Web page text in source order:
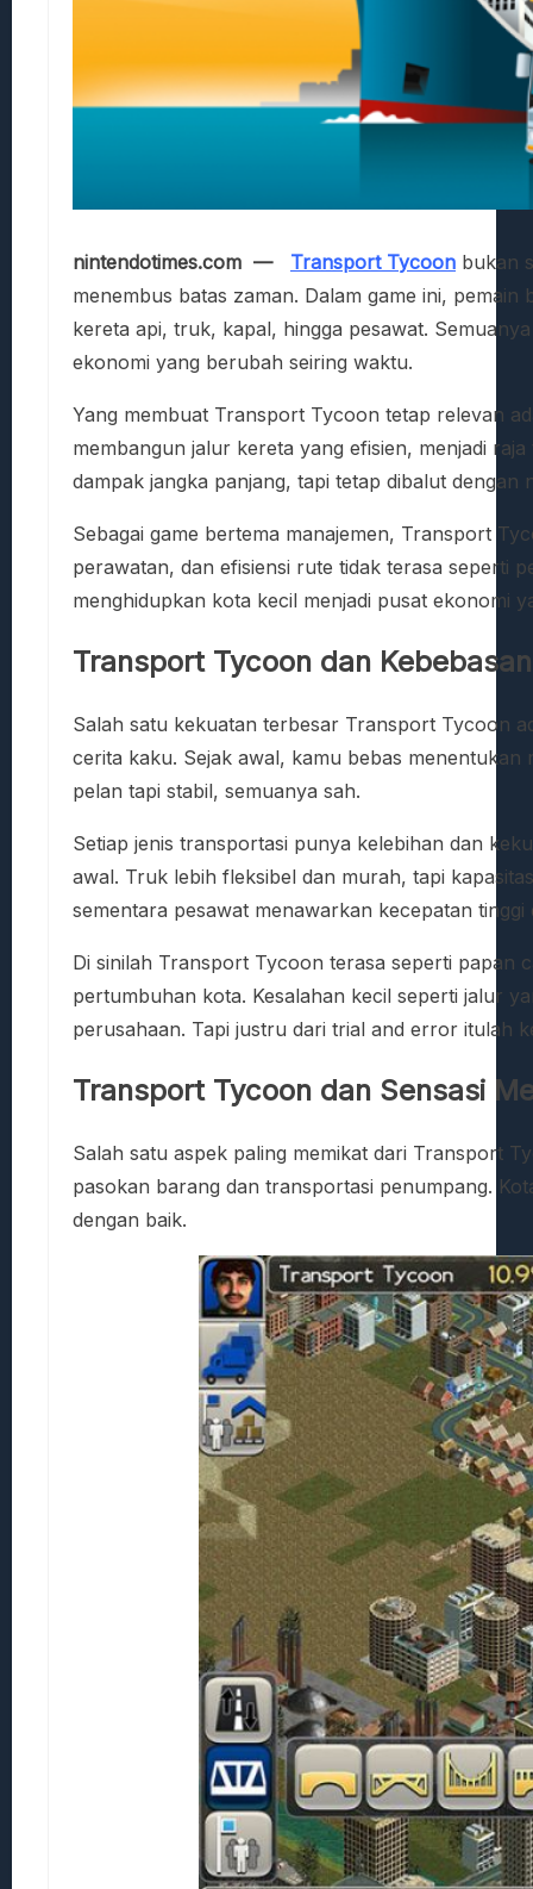
nintendotimes.com — Transport Tycoon bukan
menembus batas zaman. Dalam game ini,
kereta api, truk, kapal, hingga pesawat.
ekonomi yang berubah seiring waktu.
Yang membuat Transport Tycoon tetap relevan
membangun jalur kereta yang efisien, menjadi
dampak jangka panjang, tapi tetap dibalut dengan
Sebagai game bertema manajemen, Transport
perawatan, dan efisiensi rute tidak terasa seperti
menghidupkan kota kecil menjadi pusat ekonomi
Transport Tycoon dan
Salah satu kekuatan terbesar Transport Tycoon
cerita kaku. Sejak awal, kamu bebas
pelan tapi stabil, semuanya sah.
Setiap jenis transportasi punya kelebihan dan
awal. Truk lebih fleksibel dan murah, tapi
sementara pesawat menawarkan kecepatan
Di sinilah Transport Tycoon terasa seperti papan
pertumbuhan kota. Kesalahan kecil seperti jalur
perusahaan. Tapi justru dari trial and error itulah
Transport Tycoon dan Sensasi
Salah satu aspek paling memikat dari Transport
pasokan barang dan transportasi penumpang.
dengan baik.